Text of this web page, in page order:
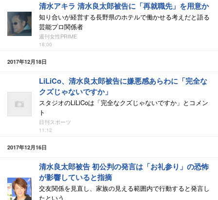
清水アキラ 清水良太郎被告に「再就職先」を用意か
知り合いが経営する長野県のホテルで働かせる考えだと語る
芸能プロ関係者
週刊女性PRIME
18:00
2017年12月18日
LiLiCo、清水良太郎被告に嫌悪感あらわに「完全な
クズじゃないですか」
スタジオのLiLiCoは「完全なクズじゃないですか」とコメン
ト
日刊スポーツ
11:12
2017年12月16日
清水良太郎被告 初公判の発言は「お礼参り」の恐怖
が影響していると指摘
交友関係を見直し、家族の見える範囲内で行動すると発言し
たという